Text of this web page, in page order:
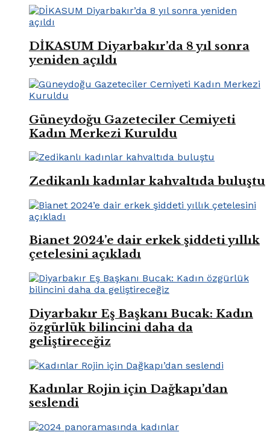
DİKASUM Diyarbakır’da 8 yıl sonra
yeniden açıldı
Güneydoğu Gazeteciler Cemiyeti
Kadın Merkezi Kuruldu
Zedikanlı kadınlar kahvaltıda buluştu
Bianet 2024’e dair erkek şiddeti yıllık
çetelesini açıkladı
Diyarbakır Eş Başkanı Bucak: Kadın
özgürlük bilincini daha da
geliştireceğiz
Kadınlar Rojin için Dağkapı’dan
seslendi